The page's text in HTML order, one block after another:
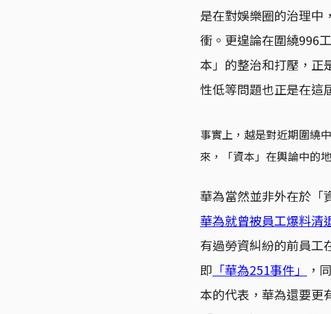
是在對娛樂圈的治理中
衝。更遑論在圍繞996
本」的整治和打壓，正
性低等問題也正是在這
事實上，越是對近期圍繞
來，「資本」在輿論中的
華為當然並非外在於「
華為就曾被員工爆料清
有過勞資糾紛的前員工
即 「華為251事件」
，
本的代表，華為還要更